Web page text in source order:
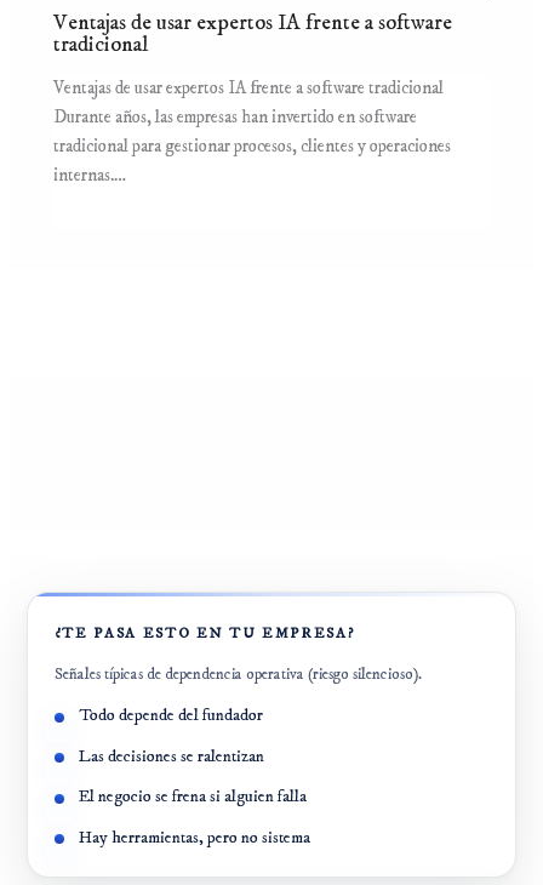
¿TE PASA ESTO EN TU EMPRESA?
Señales típicas de dependencia operativa (riesgo silencioso).
Todo depende del fundador
Las decisiones se ralentizan
El negocio se frena si alguien falla
Hay herramientas, pero no sistema
Ventajas de usar expertos IA frente a software
tradicional
Ventajas de usar expertos IA frente a software tradicional
Durante años, las empresas han invertido en software
tradicional para gestionar procesos, clientes y operaciones
internas.…